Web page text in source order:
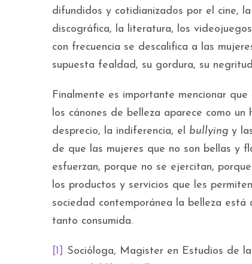
difundidos y cotidianizados por el cine,
discográfica, la literatura, los
con frecuencia se descalifica a las
supuesta fealdad, su gordura, su
Finalmente es importante mencionar
los cánones de belleza apa­rece como
desprecio, la indiferencia, el bullying y
de que las mujeres que no son bellas y
esfuerzan, porque no se ejercitan,
los productos y servicios que les
sociedad contemporánea la belleza
tanto consumida.
[1]
Socióloga, Magister en Estudios de